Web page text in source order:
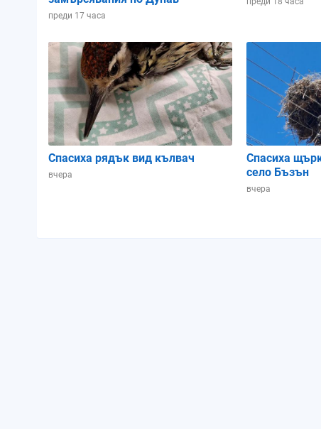
преди 17 часа
Спасиха рядък вид кълвач
вчера
Спасиха
село Бъзън
вчера